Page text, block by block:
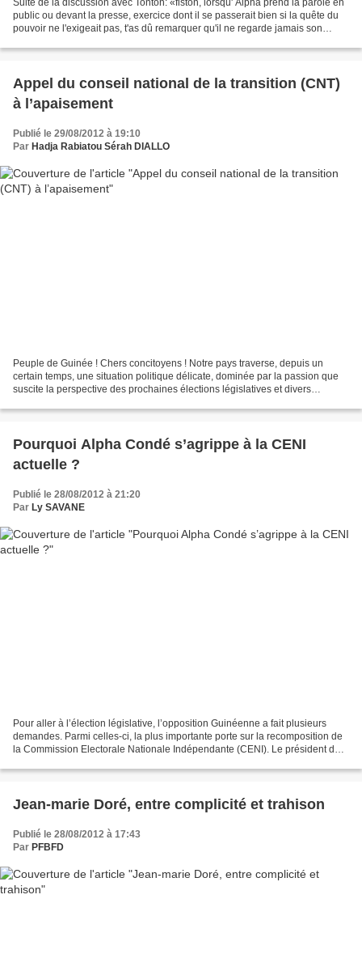
Suite de la discussion avec Tonton: «fiston, lorsqu' Alpha prend la parole en
public ou devant la presse, exercice dont il se passerait bien si la quête du
pouvoir ne l'exigeait pas, t'as dû remarquer qu'il ne regarde jamais son
Appel du conseil national de la transition (CNT)
à l’apaisement
Publié le 29/08/2012 à 19:10
Par Hadja Rabiatou Sérah DIALLO
Peuple de Guinée ! Chers concitoyens ! Notre pays traverse, depuis un
certain temps, une situation politique délicate, dominée par la passion que
suscite la perspective des prochaines élections législatives et divers
Pourquoi Alpha Condé s’agrippe à la CENI
actuelle ?
Publié le 28/08/2012 à 21:20
Par Ly SAVANE
Pour aller à l’élection législative, l’opposition Guinéenne a fait plusieurs
demandes. Parmi celles-ci, la plus importante porte sur la recomposition de
la Commission Electorale Nationale Indépendante (CENI). Le président de
Jean-marie Doré, entre complicité et trahison
Publié le 28/08/2012 à 17:43
Par PFBFD